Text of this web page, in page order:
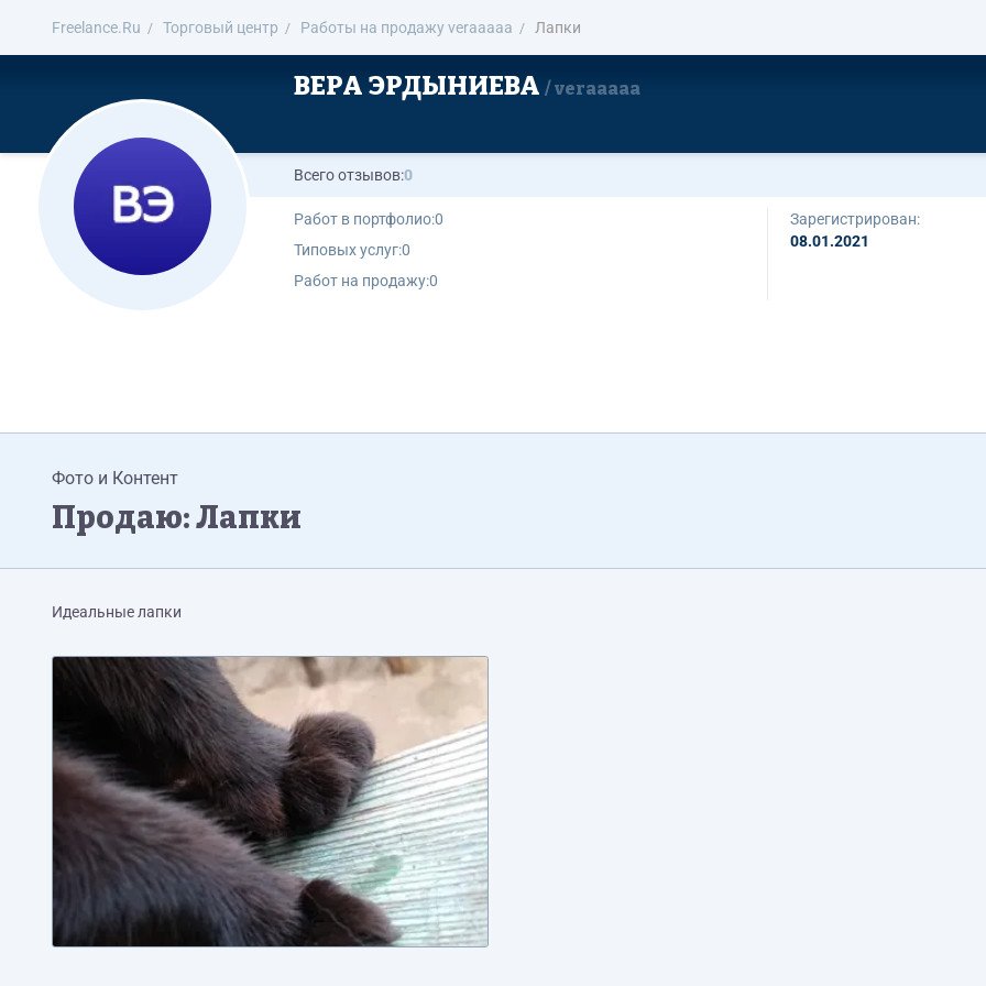
Freelance.Ru Торговый центр Работы на продажу veraaaaa Лапки
ВЕРА ЭРДЫНИЕВА veraaaaa
Всего отзывов:0
Работ в портфолио:0
Типовых услуг:0
Работ на продажу:0
Зарегистрирован:
08.01.2021
Фото и Контент
Продаю: Лапки
Идеальные лапки